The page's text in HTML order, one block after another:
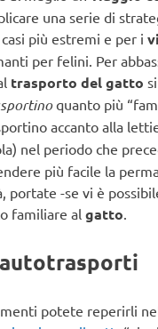
una serie di
più estremi e per i
per felini. Per
trasporto del gatto
quanto più
accanto alla
nel periodo che
più facile la
portate -se vi è
familiare al gatto
potete reperirli